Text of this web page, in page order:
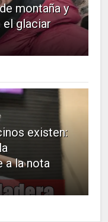
montaña y
el glaciar
existen:
a la nota